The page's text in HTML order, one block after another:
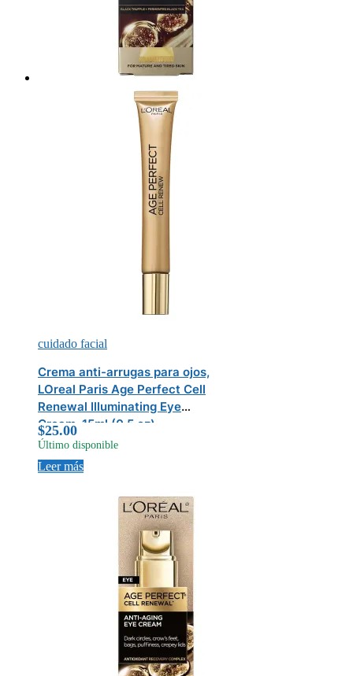
cuidado facial
Crema anti-arrugas para ojos,
LOreal Paris Age Perfect Cell
Renewal Illuminating Eye
Cream, 15ml (0.5 oz)
$25.00
Último disponible
Leer más